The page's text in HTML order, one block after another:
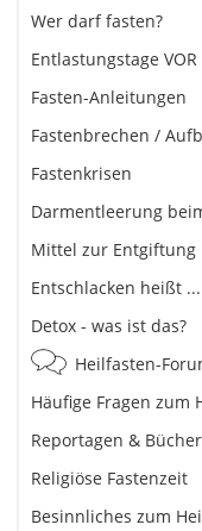
Wer darf fasten?
Entlastungstage
Fasten-Anleitungen
Fastenbrechen /
Fastenkrisen
Darmentleerung
Mittel zur Entgiftung
Entschlacken heißt ...
Detox - was ist das?
Heilfasten-
Häufige Fragen zum
Reportagen & Bücher
Religiöse Fastenzeit
Besinnliches zum